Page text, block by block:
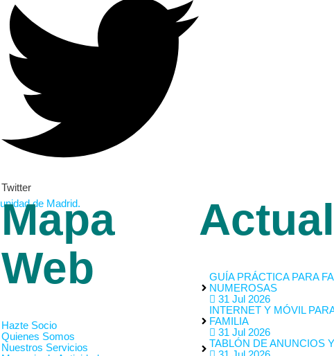
Twitter
Mapa
Web
Hazte Socio
Quienes Somos
Nuestros Servicios
GUÍA PRÁCTICA PARA
NUMEROSAS
31 Jul 2026
INTERNET Y MÓVIL
FAMILIA
31 Jul 2026
TABLÓN DE ANUNCIOS